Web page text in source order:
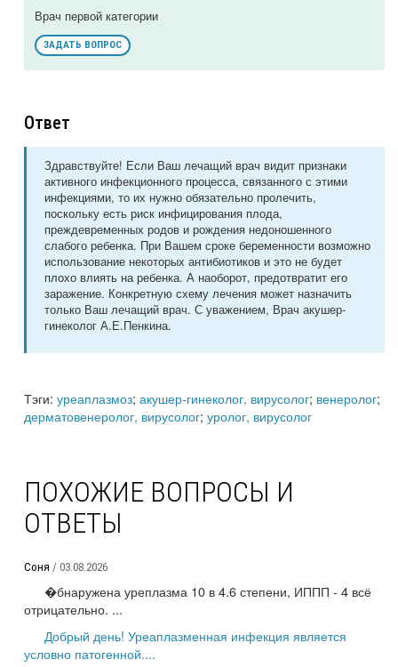
Врач первой категории
ЗАДАТЬ ВОПРОС
Ответ
Здравствуйте! Если Ваш лечащий врач видит признаки
активного инфекционного процесса, связанного с этими
инфекциями, то их нужно обязательно пролечить,
поскольку есть риск инфицирования плода,
преждевременных родов и рождения недоношенного
слабого ребенка. При Вашем сроке беременности возможно
использование некоторых антибиотиков и это не будет
плохо влиять на ребенка. А наоборот, предотвратит его
заражение. Конкретную схему лечения может назначить
только Ваш лечащий врач. С уважением, Врач акушер-
гинеколог А.Е.Пенкина.
Тэги: уреаплазмоз; акушер-гинеколог, вирусолог; венеролог;
дерматовенеролог, вирусолог; уролог, вирусолог
ПОХОЖИЕ ВОПРОСЫ И
ОТВЕТЫ
Соня / 03.08.2026
�бнаружена уреплазма 10 в 4.6 степени, ИППП - 4 всё
отрицательно. ...
Добрый день! Уреаплазменная инфекция является
условно патогенной....